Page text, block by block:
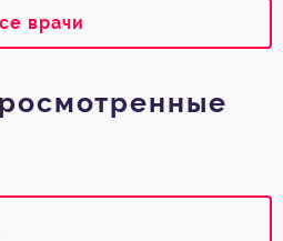
врачи